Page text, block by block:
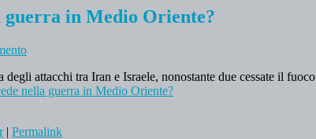
guerra in Medio Oriente?
degli attacchi tra Iran e Israele, nonostante due cessate il fuoco
nella guerra in Medio Oriente?
| Permalink